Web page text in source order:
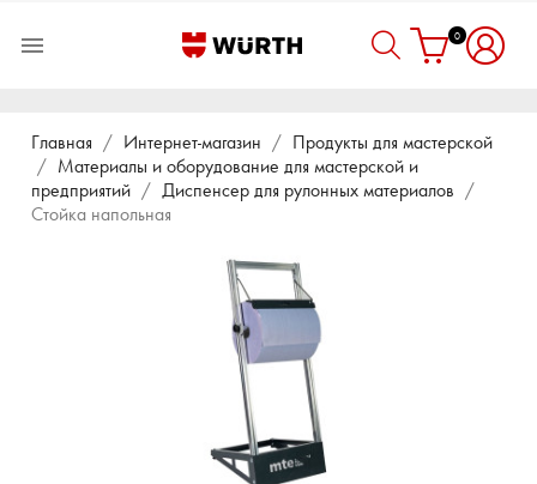
 0
Главная Интернет-магазин
Продукты для мастерской
Материалы и оборудование для мастерской и
предприятий
Диспенсер для рулонных материалов
Стойка напольная